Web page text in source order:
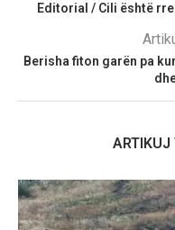
Editorial / Cili është
Berisha fiton garën pa
ARTIKUJ